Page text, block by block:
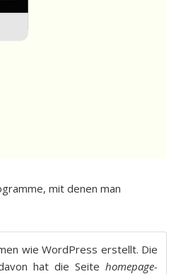
mit denen man
wie WordPress erstellt. Die
hat die Seite homepage-